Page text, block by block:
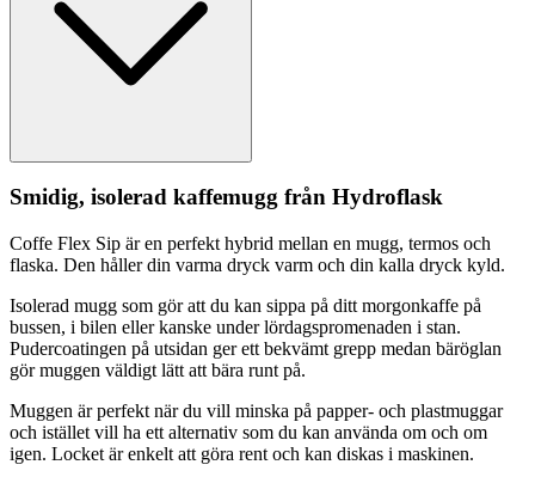
Smidig, isolerad kaffemugg från Hydroflask
Coffe Flex Sip är en perfekt hybrid mellan en mugg, termos och
flaska. Den håller din varma dryck varm och din kalla dryck kyld.
Isolerad mugg som gör att du kan sippa på ditt morgonkaffe på
bussen, i bilen eller kanske under lördagspromenaden i stan.
Pudercoatingen på utsidan ger ett bekvämt grepp medan bäröglan
gör muggen väldigt lätt att bära runt på.
Muggen ärperfekt när du vill minska på papper- och plastmuggar
och istället vill ha ett alternativ som du kan använda om och om
igen. Locket är enkelt att göra rent och kan diskas i maskinen.